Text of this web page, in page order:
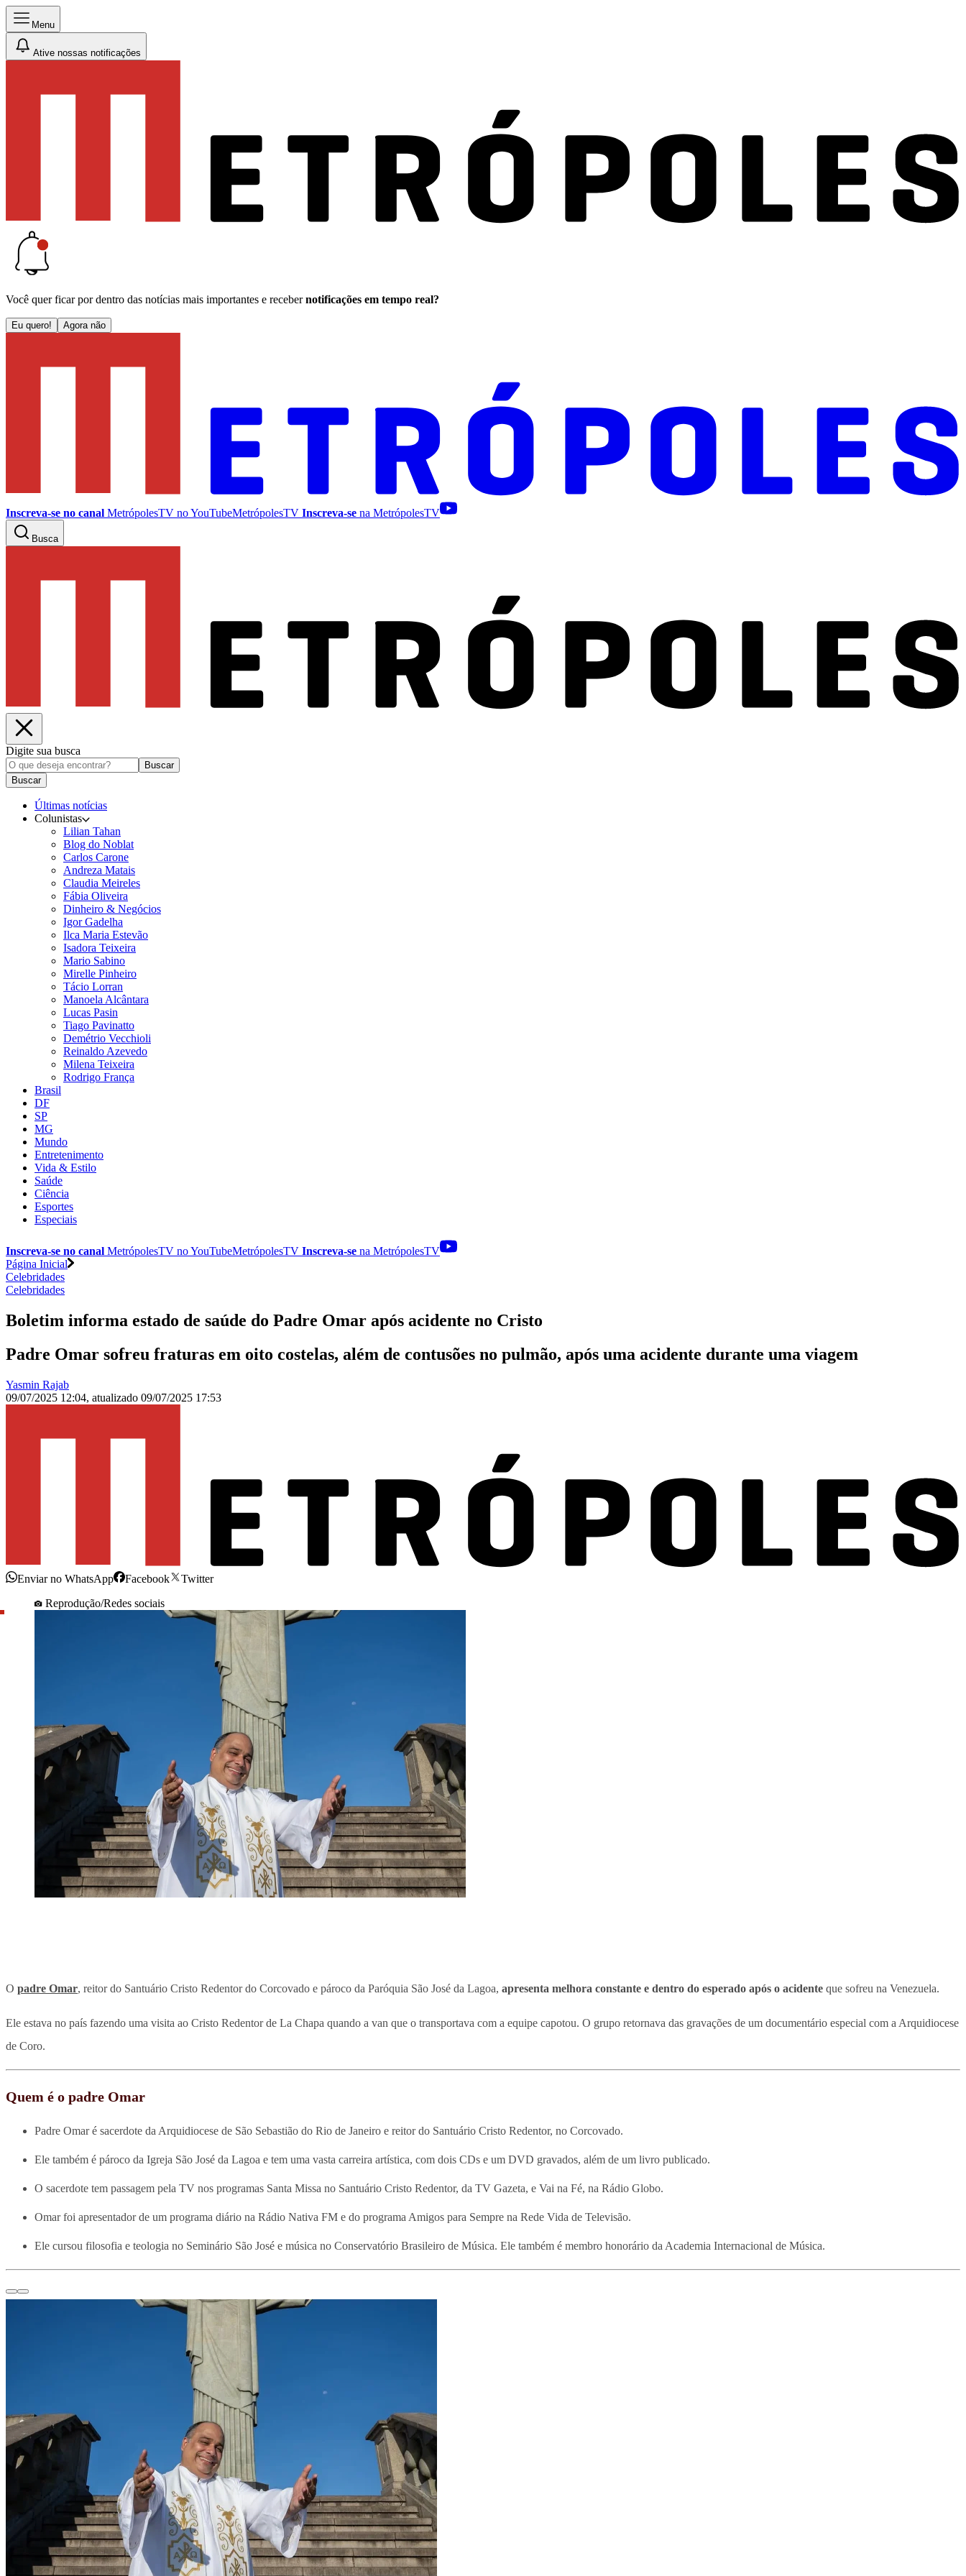
Menu
Ative nossas notificações
Você quer ficar por dentro das notícias mais importantes e receber notificações em tempo real?
Eu quero! Agora não
Inscreva-se no canal MetrópolesTV noYouTubeMetrópolesTV Inscreva-se na MetrópolesTV
Busca
Digite sua busca
Buscar
Buscar
Últimas notícias
Colunistas
Lilian Tahan
Blog do Noblat
Carlos Carone
Andreza Matais
Claudia Meireles
Fábia Oliveira
Dinheiro & Negócios
Igor Gadelha
Ilca Maria Estevão
Isadora Teixeira
Mario Sabino
Mirelle Pinheiro
Tácio Lorran
Manoela Alcântara
Lucas Pasin
Tiago Pavinatto
Demétrio Vecchioli
Reinaldo Azevedo
Milena Teixeira
Rodrigo França
Brasil
DF
SP
MG
Mundo
Entretenimento
Vida & Estilo
Saúde
Ciência
Esportes
Especiais
Inscreva-se no canal MetrópolesTV noYouTubeMetrópolesTV Inscreva-se na MetrópolesTV
Página Inicial
Celebridades
Celebridades
Boletim informa estado de saúde do Padre Omar após acidente no Cristo
Padre Omar sofreu fraturas em oito costelas, além de contusões no pulmão, após uma acidente durante uma viagem
Yasmin Rajab
09/07/2025 12:04, atualizado 09/07/2025 17:53
Enviar no WhatsApp Facebook
Twitter
Reprodução/Redes sociais
O padre Omar, reitor do Santuário Cristo Redentor do Corcovado e pároco da Paróquia São José da Lagoa, apresenta melhora constante e dentro do esperado após o acidente que sofreu na Venezuela.
Ele estava no país fazendo uma visita ao Cristo Redentor de La Chapa quando a van que o transportava com a equipe capotou. O grupo retornava das gravações de um documentário especial com a Arquidiocese
de Coro.
Quem é o padre Omar
Padre Omar é sacerdote da Arquidiocese de São Sebastião do Rio de Janeiro e reitor do Santuário Cristo Redentor, no Corcovado.
Ele também é pároco da Igreja São José da Lagoa e tem uma vasta carreira artística, com dois CDs e um DVD gravados, além de um livro publicado.
O sacerdote tem passagem pela TV nos programas Santa Missa no Santuário Cristo Redentor, da TV Gazeta, e Vai na Fé, na Rádio Globo.
Omar foi apresentador de um programa diário na Rádio Nativa FM e do programa Amigos para Sempre na Rede Vida de Televisão.
Ele cursou filosofia e teologia no Seminário São José e música no Conservatório Brasileiro de Música. Ele também é membro honorário da Academia Internacional de Música.